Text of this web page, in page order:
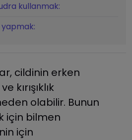
kullanmak:
yapmak:
cildinin erken
kırışıklık
olabilir. Bunun
için bilmen
için